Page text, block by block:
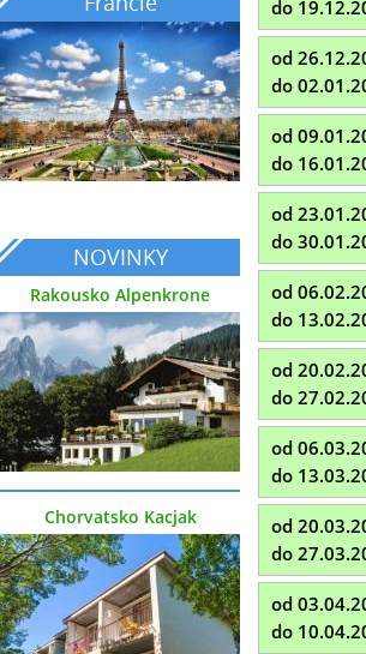
NOVINKY
Rakousko Alpenkrone
Chorvatsko Kacjak
do
od
do
od
do
od
do
od
do
od
do
od
do
od
do
od
do